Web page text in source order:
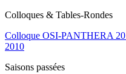
Colloques & Tables-Rondes
Colloque OSI-PANTHERA
2010
Saisons passées